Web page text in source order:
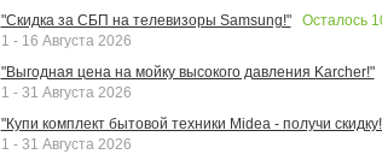
"Скидка за СБП на телевизоры Samsung!"
Осталось
1 - 16 Августа 2026
"Выгодная цена на мойку высокого давления Karcher!"
1 - 31 Августа 2026
"Купи комплект бытовой техники Midea - получи
1 - 31 Августа 2026